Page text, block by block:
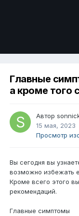
Главные
а кроме того
Автор
15 мая, 2023
Просмотр
Вы сегодня вы
возможно избежать
Кроме всего этого
рекомендаций.
Главные симптомы